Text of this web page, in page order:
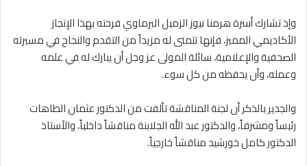
وإذ تشارك أسرة هرمنا نيوز الزميل البرماوي فرحته بهذا الإنجاز
الأكاديمي المميز، فإنها تتمنى له مزيداً من التقدم والنجاح في مسيرته
الصحفية والإعلامية، سائلة المولى عز وجل أن يبارك له في علمه
وعمله، وأن يحفظه من كل سوء.
والجدير بالذكر أن لجنة المناقشة تألفت من الدكتورعثمان الطاهات
رئيساً ومشرفاً، والدكتورعبد الله الجلابنةمناقشاً داخلياً، والأستاذ
الدكتوركامل خورشيدمناقشاً خارجياً.